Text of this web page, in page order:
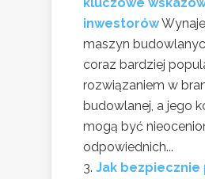
inwestorów
maszyn
coraz bardziej
rozwiązaniem w
budowlanej, a jego
mogą być
odpowiednich...
Jak bezpiecznie